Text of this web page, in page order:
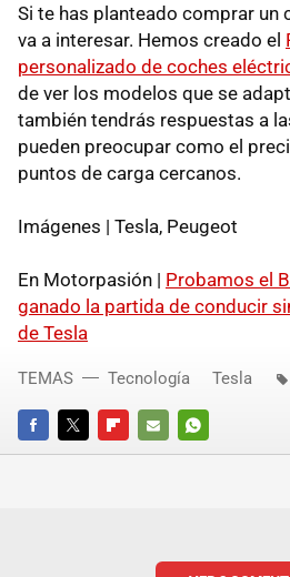
Si te has planteado comprar un
va a interesar. Hemos creado el
personalizado de coches
de ver los modelos que se
también tendrás respuestas a
pueden preocupar como el
puntos de carga cercanos.
Imágenes | Tesla, Peugeot
En Motorpasión | Probamos el
ganado la partida de conducir
de Tesla
FACEBOOKTWITTERFLIPBOARD
E-
WHATSAPP
TEMAS Tecnología Tesla